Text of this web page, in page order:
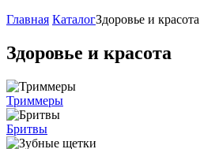
Главная КаталогЗдоровье и красота
Здоровье и красота
Триммеры
Бритвы